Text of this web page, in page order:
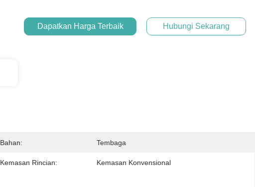
Dapatkan Harga Terbaik Hubungi Sekarang
Bahan: Tembaga
Kemasan Rincian: Kemasan Konvensional